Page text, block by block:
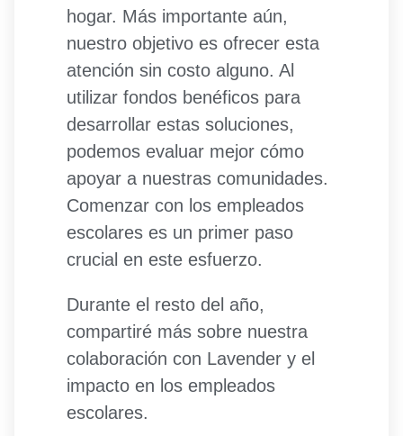
hogar. Más importante aún,
nuestro objetivo es ofrecer esta
atención sin costo alguno. Al
utilizar fondos benéficos para
desarrollar estas soluciones,
podemos evaluar mejor cómo
apoyar a nuestras comunidades.
Comenzar con los empleados
escolares es un primer paso
crucial en este esfuerzo.
Durante el resto del año,
compartiré más sobre nuestra
colaboración con Lavender y el
impacto en los empleados
escolares.